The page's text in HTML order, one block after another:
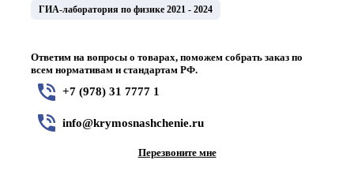
ГИА-лаборатория по физике 2021 - 2024
Ответим на вопросы о товарах, поможем собрать заказ по
всем нормативам и стандартам РФ.
+7 (978) 31 7777 1
info@krymosnashchenie.ru
Перезвоните мне